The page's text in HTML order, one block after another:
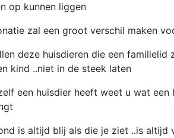
op kunnen liggen
zal een groot verschil maken
deze huisdieren die een familielid
kind ..niet in de steek laten
een huisdier heeft weet u wat
is altijd blij als die je ziet ..is